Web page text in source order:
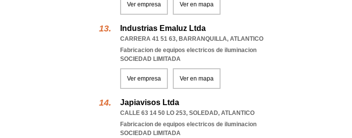
Ver empresa Ver en mapa
Industrias Emaluz Ltda
CARRERA 41 51 63, BARRANQUILLA, ATLANTICO
Fabricacion de equipos electricos de iluminacion
SOCIEDAD LIMITADA
Ver empresa Ver en mapa
Japiavisos Ltda
CALLE 63 14 50 LO 253, SOLEDAD, ATLANTICO
Fabricacion de equipos electricos de iluminacion
SOCIEDAD LIMITADA